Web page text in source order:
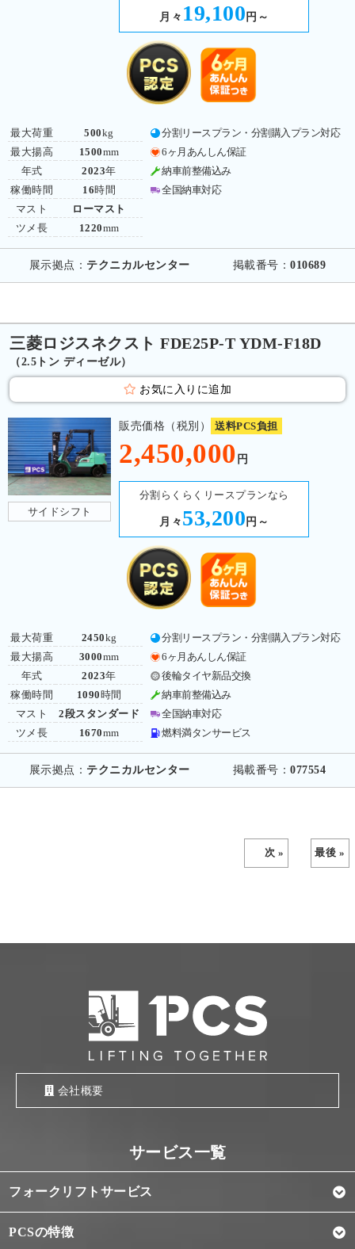
月々 19,100 円～
最大荷重
最大揚高
年式
稼働時間
マスト
ツメ長
500kg
1500mm
2023年
16時間
ローマスト
1220mm
分割リースプラン・分割購入プラン対応
6ヶ月あんしん保証
納車前整備込み
全国納車対応
展示拠点： テクニカルセンター 掲載番号：010689
三菱ロジスネクスト FDE25P-T YDM-F18D
（2.5トン ディーゼル）
お気に入りに追加
サイドシフト
販売価格（税別） 送料PCS負担
2,450,000 円
分割らくらくリースプランなら
月々 53,200 円～
最大荷重
最大揚高
年式
稼働時間
マスト
ツメ長
2450kg
3000mm
2023年
1090 時間
2段スタンダード
1670mm
分割リースプラン・分割購入プラン対応
6ヶ月あんしん保証
後輪タイヤ新品交換
納車前整備込み
全国納車対応
燃料満タンサービス
展示拠点： テクニカルセンター 掲載番号：077554
次 » 最後 »
会社概要
フォークリフトサービス
PCSの特徴